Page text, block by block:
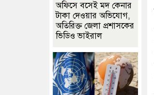
অফিসে বসেই মদ কেনার
টাকা দেওয়ার অভিযোগ,
অতিরিক্ত জেলা প্রশাসকের
ভিডিও ভাইরাল